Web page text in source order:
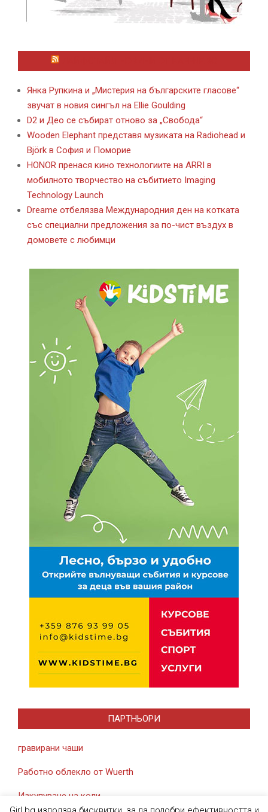
Янка Рупкина и „Мистерия на българските гласове“
звучат в новия сингъл на Ellie Goulding
D2 и Део се събират отново за „Свобода“
Wooden Elephant представя музиката на Radiohead и
Björk в София и Поморие
HONOR пренася кино технологиите на ARRI в
мобилното творчество на събитието Imaging
Technology Launch
Dreame отбелязва Международния ден на котката
със специални предложения за по-чист въздух в
домовете с любимци
ПАРТНЬОРИ
гравирани чаши
Работно облекло от Wuerth
Изкупуване на коли